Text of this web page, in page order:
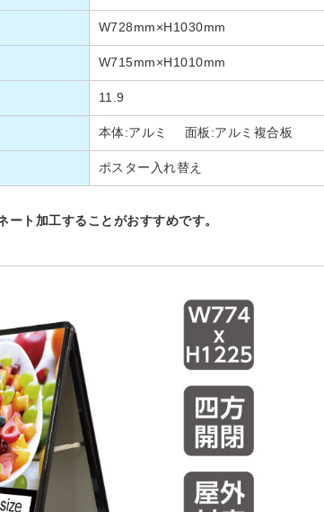
W728mm×H1030mm
W715mm×H1010mm
11.9
本体:アルミ 面板:アルミ複合板
ポスター入れ替え
ート加工することがおすすめです。